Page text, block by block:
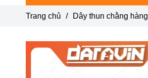
Trang chủ / Dây thun chằng hàng